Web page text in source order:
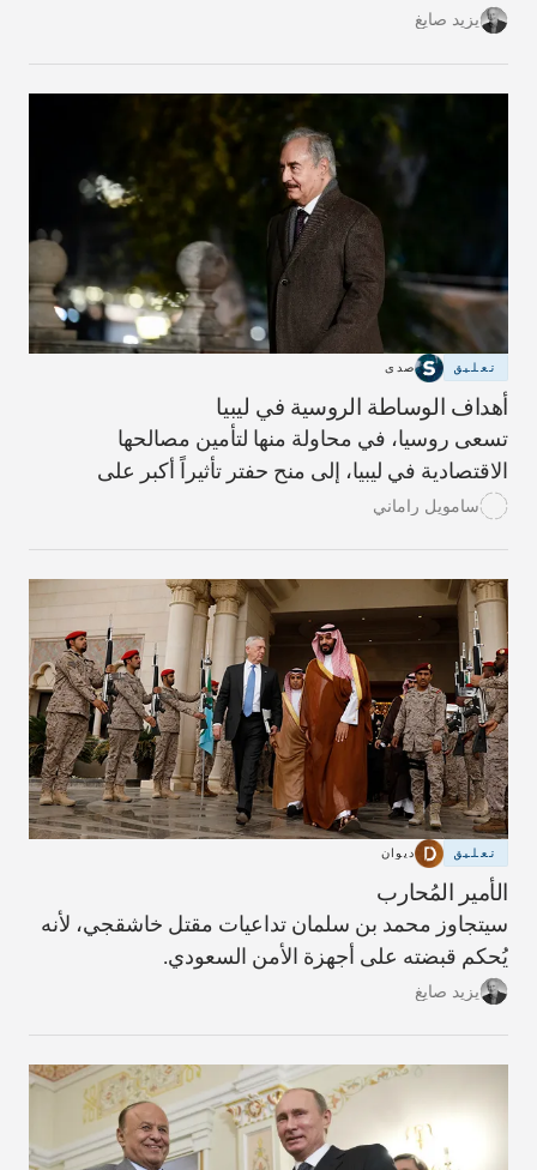
السورية، وهو الأمر الذي تعتبره أساسياً من أجل إنهاء
وتخفّف من الدور الروسي القتالي.
يزيد صايغ
تعليق صدى
أهداف الوساطة الروسية في ليبيا
تسعى روسيا، في محاولة منها لتأمين مصالحها
الاقتصادية في ليبيا، إلى منح حفتر تأثيراً أكبر على
التسوية الدبلوماسية التي قد يجري التوصل إليها مستقبلاً
سامويل راماني
تعليق ديوان
الأمير المُحارب
سيتجاوز محمد بن سلمان تداعيات مقتل خاشقجي، لأنه
يُحكم قبضته على أجهزة الأمن السعودي.
يزيد صايغ